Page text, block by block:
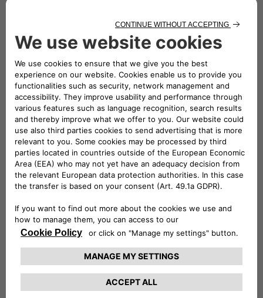
l’attualità, correttezza, completezza o qualità delle
informazioni in esse riportate.
diretto o indiretto, ivi compreso il lucro cessante, derivante
dall’utilizzo o dall’impossibilità di utilizzo del Sito e dei suoi
contenuti, o di siti ad esso collegati direttamente o
indirettamente, così come da omissioni o errori.
Proprietà intellettuale di terzi
Questo sito web è gestito da Stellantis. Stellantis spetta i
diritti di proprietà intellettuale di terzi. Alcuni materiali
presenti sul Sito potrebbero essere pubblicati e resi
disponibili sul Sito da terze parti senza l’autorizzazione di
Stellantis. La policy di Stellantis non permette la
permanenza di materiali che violano diritti di terzi e gli
account degli utenti che violino tali diritti verranno, una
volta giunta a conoscenza di Stellantis la relativa violazione,
cancellati.
Se un utente ritiene che qualcuno dei materiali presenti sul